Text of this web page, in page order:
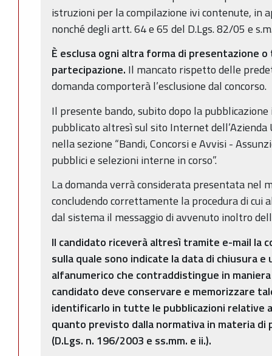
istruzioni per la compilazione ivi contenute, in
nonché degli artt. 64 e 65 del D.Lgs. 82/05 e
È esclusa ogni altra forma di presentazione
partecipazione. Il mancato rispetto delle
domanda comporterà l’esclusione dal concorso.
Il presente bando, subito dopo la
pubblicato altresì sul sito Internet dell’Azienda
nella sezione “Bandi, Concorsi e Avvisi -
pubblici e selezioni interne in corso”.
La domanda verrà considerata presentata nel
concludendo correttamente la procedura di cui
dal sistema il messaggio di avvenuto inoltro
Il candidato riceverà altresì tramite e-mail la
sulla quale sono indicate la data di chiusura
alfanumerico che contraddistingue in maniera
candidato deve conservare e memorizzare
identificarlo in tutte le pubblicazioni relative
quanto previsto dalla normativa in materia
(D.Lgs. n. 196/2003 e ss.mm. e ii.).